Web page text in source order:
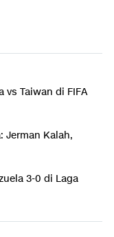
vs Taiwan di FIFA
Jerman Kalah,
3-0 di Laga